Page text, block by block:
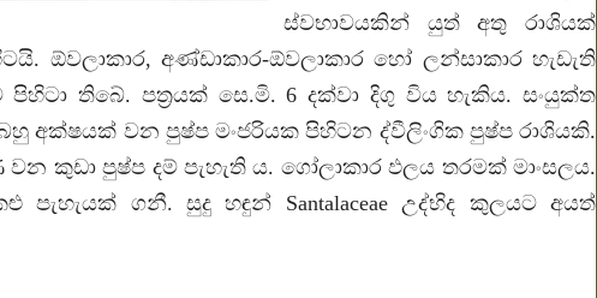
ස්වභාවයකින් යුත් අතු රාශියක්
ඕවලාකාර, අණ්ඩාකාර-ඕවලාකාර හෝ ලන්සාකාර හැඩැති
පිහිටා තිබේ. පත්‍රයක් සෙ.මි. 6 දක්වා දිගු විය හැකිය. සංයුක්ත
අක්ෂයක් වන පුෂ්ප මංජරියක පිහිටන ද්වීලිංගික පුෂ්ප රාශියකි.
කුඩා පුෂ්ප දම් පැහැති ය. ගෝලාකාර ඵලය තරමක් මාංසලය.
පැහැයක් ගනී. සුදු හ ඳුන් Santalaceae උද්භිද කුලයට අයත්